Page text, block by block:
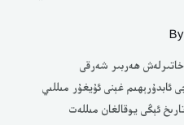
ھەربىر شەرقى
ئابدۇرٻھٮم غٻنى ئۇیغۇر مٮللٮي
ئٻڭى یوقالغان مٮللەت